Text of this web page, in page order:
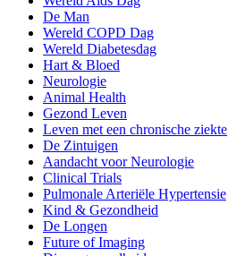
De Man
Wereld COPD Dag
Wereld Diabetesdag
Hart & Bloed
Neurologie
Animal Health
Gezond Leven
Leven met een chronische ziekte
De Zintuigen
Aandacht voor Neurologie
Clinical Trials
Pulmonale Arteriële Hypertensie
Kind & Gezondheid
De Longen
Future of Imaging